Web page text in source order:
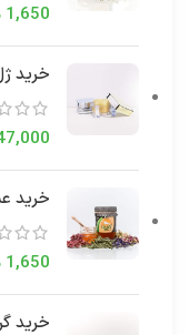
1,650
خرید
خرید
1,650
خرید